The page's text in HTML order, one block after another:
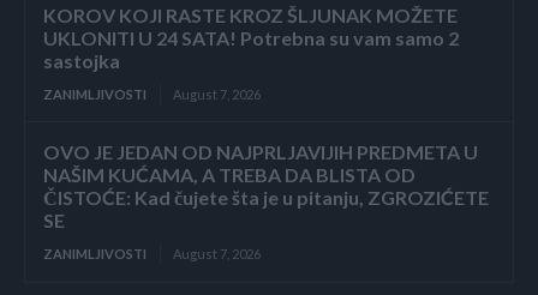
KOROV KOJI RASTE KROZ ŠLJUNAK MOŽETE
UKLONITI U 24 SATA! Potrebna su vam samo 2
sastojka
ZANIMLJIVOSTI August 7, 2026
OVO JE JEDAN OD NAJPRLJAVIJIH PREDMETA U
NAŠIM KUĆAMA, A TREBA DA BLISTA OD
ČISTOĆE: Kad čujete šta je u pitanju, ZGROZIĆETE
SE
ZANIMLJIVOSTI August 7, 2026